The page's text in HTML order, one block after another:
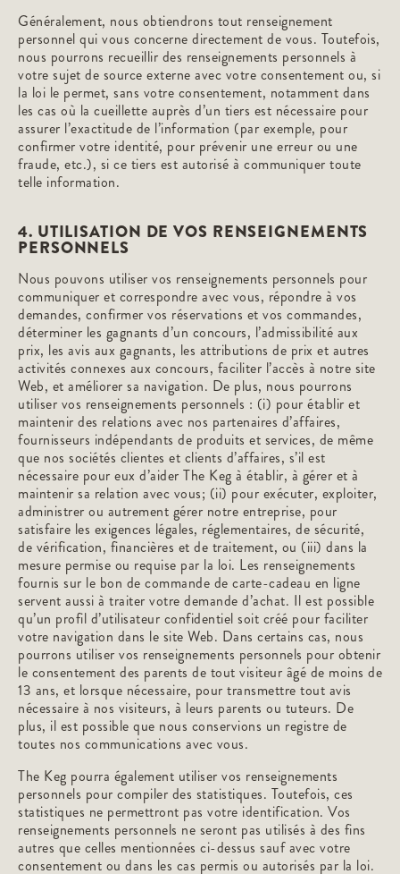
Généralement, nous obtiendrons tout renseignement
personnel qui vous concerne directement de vous. Toutefois,
nous pourrons recueillir des renseignements personnels à
votre sujet de source externe avec votre consentement ou, si
la loi le permet, sans votre consentement, notamment dans
les cas où la cueillette auprès d’un tiers est nécessaire pour
assurer l’exactitude de l’information (par exemple, pour
confirmer votre identité, pour prévenir une erreur ou une
fraude, etc.), si ce tiers est autorisé à communiquer toute
telle information.
4. UTILISATION DE VOS RENSEIGNEMENTS
PERSONNELS
Nous pouvons utiliser vos renseignements personnels pour
communiquer et correspondre avec vous, répondre à vos
demandes, confirmer vos réservations et vos commandes,
déterminer les gagnants d’un concours, l’admissibilité aux
prix, les avis aux gagnants, les attributions de prix et autres
activités connexes aux concours, faciliter l’accès à notre site
Web, et améliorer sa navigation. De plus, nous pourrons
utiliser vos renseignements personnels : (i) pour établir et
maintenir des relations avec nos partenaires d’affaires,
fournisseurs indépendants de produits et services, de même
que nos sociétés clientes et clients d’affaires, s’il est
nécessaire pour eux d’aider The Keg à établir, à gérer et à
maintenir sa relation avec vous; (ii) pour exécuter, exploiter,
administrer ou autrement gérer notre entreprise, pour
satisfaire les exigences légales, réglementaires, de sécurité,
de vérification, financières et de traitement, ou (iii) dans la
mesure permise ou requise par la loi. Les renseignements
fournis sur le bon de commande de carte-cadeau en ligne
servent aussi à traiter votre demande d’achat. Il est possible
qu’un profil d’utilisateur confidentiel soit créé pour faciliter
votre navigation dans le site Web. Dans certains cas, nous
pourrons utiliser vos renseignements personnels pour obtenir
le consentement des parents de tout visiteur âgé de moins de
13 ans, et lorsque nécessaire, pour transmettre tout avis
nécessaire à nos visiteurs, à leurs parents ou tuteurs. De
plus, il est possible que nous conservions un registre de
toutes nos communications avec vous.
The Keg pourra également utiliser vos renseignements
personnels pour compiler des statistiques. Toutefois, ces
statistiques ne permettront pas votre identification. Vos
renseignements personnels ne seront pas utilisés à des fins
autres que celles mentionnées ci-dessus sauf avec votre
consentement ou dans les cas permis ou autorisés par la loi.